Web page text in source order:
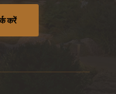
करें